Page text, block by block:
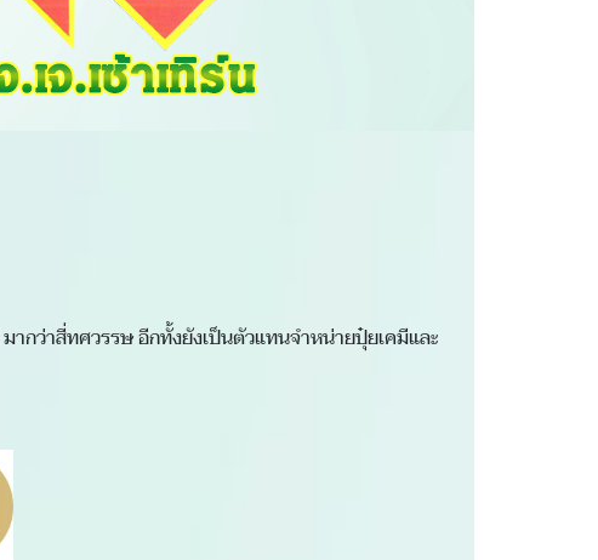
มากว่าสี่ทศวรรษ อีกทั้งยังเป็นตัวแทนจำหน่ายปุ๋ยเคมีและ